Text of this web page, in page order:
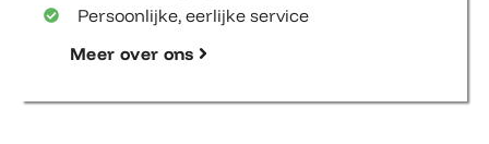
Persoonlijke, eerlijke service
Meer over ons